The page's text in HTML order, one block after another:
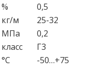
%
0,5
кг/м
25-32
МПа
0,2
класс
Г3
°С
-50…+75